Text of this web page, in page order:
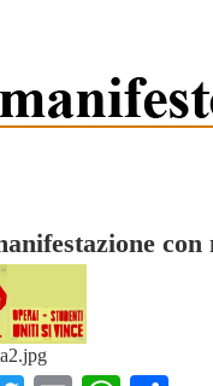
con